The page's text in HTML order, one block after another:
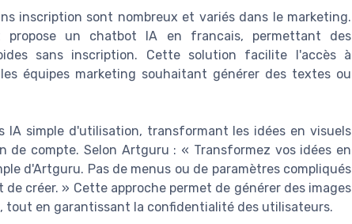
inscription sont nombreux et variés dans le marketing.
propose un chatbot IA en francais, permettant des
sans inscription. Cette solution facilite l'accès à
équipes marketing souhaitant générer des textes ou
IA simple d'utilisation, transformant les idées en visuels
de compte. Selon Artguru : « Transformez vos idées en
d'Artguru. Pas de menus ou de paramètres compliqués
créer. » Cette approche permet de générer des images
tout en garantissant la confidentialité des utilisateurs.